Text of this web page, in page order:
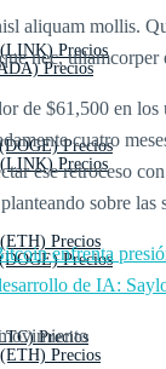
Precios
Precios
Precios
Precios
Precios
Precios
Precios
Precios
aliquam mollis.
nec, ullamcorper
de $61,500 en los
cuatro
ese retroceso
sobre las
enfrenta
de IA: